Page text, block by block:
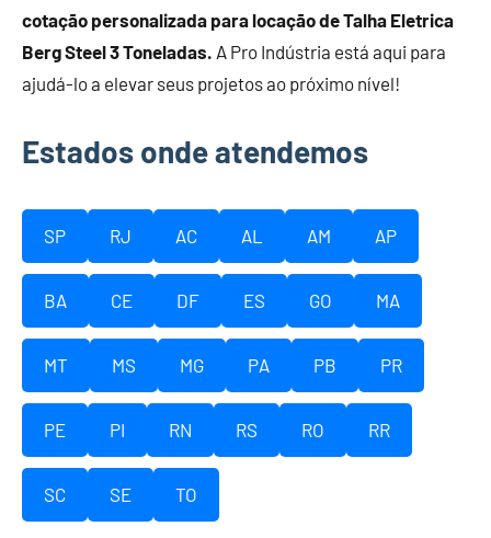
cotação personalizada para locação de Talha Eletrica
Berg Steel 3 Toneladas. A Pro Indústria está aqui para
ajudá-lo a elevar seus projetos ao próximo nível!
Estados onde atendemos
SP RJ AC AL AM AP
BA CE DF ES GO MA
MT MS MG PA PB PR
PE PI RN RS RO RR
SC SE TO